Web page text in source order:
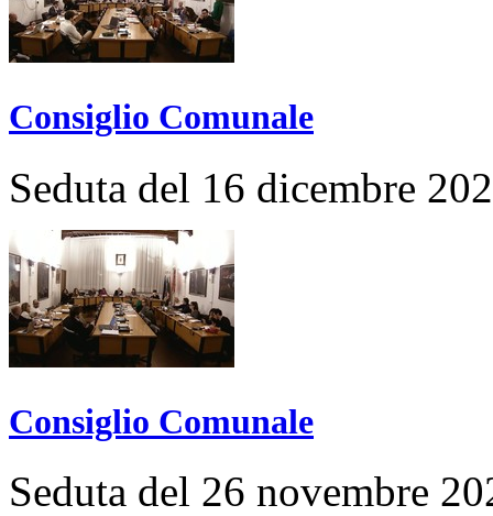
Consiglio Comunale
Seduta del 16 dicembre
Consiglio Comunale
Seduta del 26 novembre